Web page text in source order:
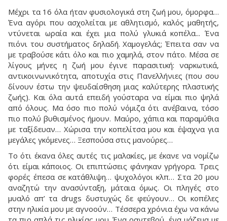
Μέχρι τα 16 όλα ήταν φυσιολογικά στη ζωή μου, όμορφα…
Ένα αγόρι που ασχολείται με αθλητισμό, καλός μαθητής,
ντύνεται ωραία και έχει μια πολύ γλυκιά κοπέλα... Ένα
πιόνι του συστήματος δηλαδή. Χαμογελάς; Έπειτα σαν να
με τραβούσε κάτι όλο και πιο χαμηλά, στον πάτο. Μέσα σε
λίγους μήνες η ζωή μου έγινε παρασιτική: ναρκωτικά,
αντικοινωνικότητα, αποτυχία στις Πανελλήνιες (που σου
δίνουν έστω την ψευδαίσθηση μιας καλύτερης πλαστικής
ζωής). Και όλα αυτά επειδή γούσταρα να είμαι πιο ψηλά
από όλους. Μα όσο πιο πολύ νόμιζα ότι ανέβαινα, τόσο
πιο πολύ βυθισμένος ήμουν. Μαύρο, χάπια και παραμύθια
με ταξίδευαν… Χώρισα την κοπελίτσα μου και έψαχνα για
μεγάλες γκόμενες… Ξεσπούσα στις μανούρες…
Το ότι έκανα όλες αυτές τις μαλακίες, με έκανε να νομίζω
ότι είμαι κάποιος. Οι επιπτώσεις φάνηκαν γρήγορα. Τρεις
φορές έπεσα σε κατάθλιψη… ψυχολόγοι κλπ… Στα 20 μου
αναζητώ την ανασύνταξη, μάταια όμως. Οι πληγές στο
μυαλό απ’ τα drugs δυστυχώς δε φεύγουν… Οι κοπέλες
στην ηλικία μου με αγνοούν… Τέσσερα χρόνια έχω να κάνω